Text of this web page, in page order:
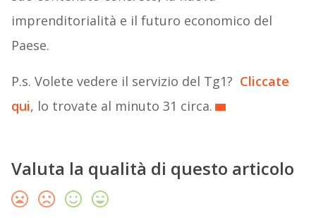
imprenditorialità e il futuro economico del
Paese.
P.s. Volete vedere il servizio del Tg1? Cliccate
qui, lo trovate al minuto 31 circa.
Valuta la qualità di questo articolo